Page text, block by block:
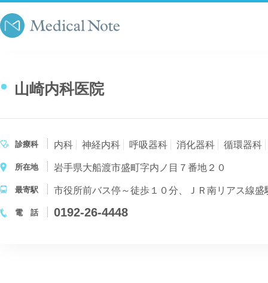
山崎内科医院
診療科 内科 神経内科 呼吸器科 消化器科 循環器科
所在地 岩手県大船渡市盛町字内ノ目７番地２０
最寄駅 市役所前バス停～徒歩１０分、ＪＲ南リアス線盛
電 話 0192-26-4448